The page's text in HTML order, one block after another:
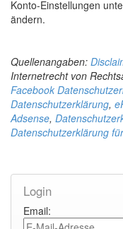
Konto-Einstellungen
ändern.
Quellenangaben:
Internetrecht von
Facebook
Datenschutzerklärung,
Adsense,
Datenschutzerklärung
Login
Email: